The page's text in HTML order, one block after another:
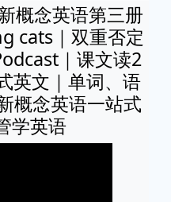
概念英语第三册
cats｜双重否定
｜课文读2
英文｜单词、语
概念英语一站式
学英语